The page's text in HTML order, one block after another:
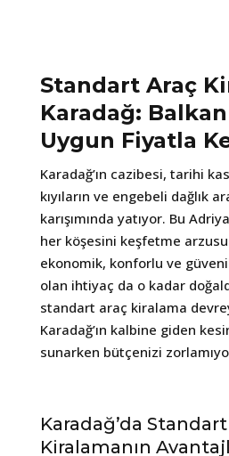
Standart Araç
Karadağ:
Uygun Fiyatla
Karadağ’ın cazibesi, tarihi
kıyıların ve engebeli dağlık
karışımında yatıyor. Bu
her köşesini keşfetme
ekonomik, konforlu ve
olan ihtiyaç da o kadar
standart araç kiralama
Karadağ’ın kalbine giden
sunarken bütçenizi
Karadağ’da
Kiralamanın